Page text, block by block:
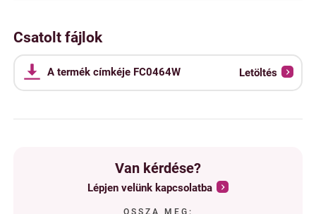
Csatolt fájlok
A termék címkéje FC0464W Letöltés
Van kérdése?
Lépjen velünk kapcsolatba